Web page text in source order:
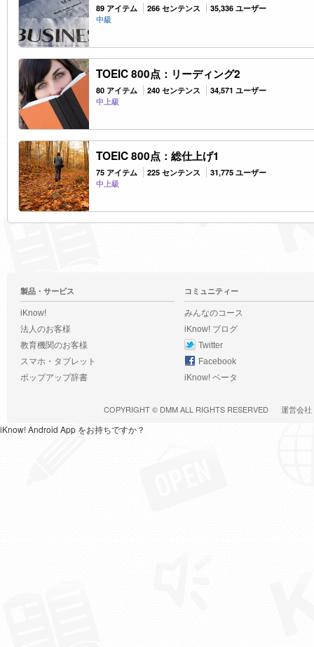
89 アイテム 266 センテンス
35,336 ユーザー
中級
TOEIC 800点：リーディング2
80 アイテム 240 センテンス
34,571 ユーザー
中上級
TOEIC 800点：総仕上げ1
75 アイテム 225 センテンス
31,775 ユーザー
中上級
製品・サービス
iKnow!
法人のお客様
教育機関のお客様
スマホ・タブレット
ポップアップ辞書
コミュニティー
みんなのコース
iKnow! ブログ
Twitter
Facebook
iKnow! ベータ
COPYRIGHT © DMMALL RIGHTS RESERVED 運営会社
iKnow! Android App をお持ちですか？